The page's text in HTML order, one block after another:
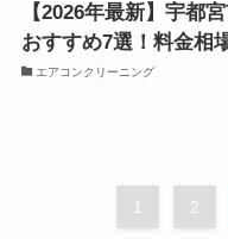
【2026年最新】宇都
おすすめ7選！料金相
エアコンクリーニング
1 2